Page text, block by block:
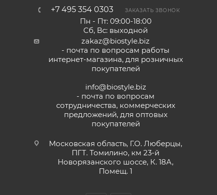
+7 495 354 0303 ЗАКАЗАТЬ ЗВОНОК
Пн - Пт: 09:00-18:00
Сб, Вс: выходной
zakaz@biostyle.biz
- почта по вопросам работы
интернет-магазина, для розничных
покупателей
info@biostyle.biz
- почта по вопросам
сотрудничества, коммерческих
предложений, для оптовых
покупателей
Московская область, Г.О. Люберцы,
ПГТ. Томилино, км 23-й
Новорязанского шоссе, К. 18А,
Помещ. 1